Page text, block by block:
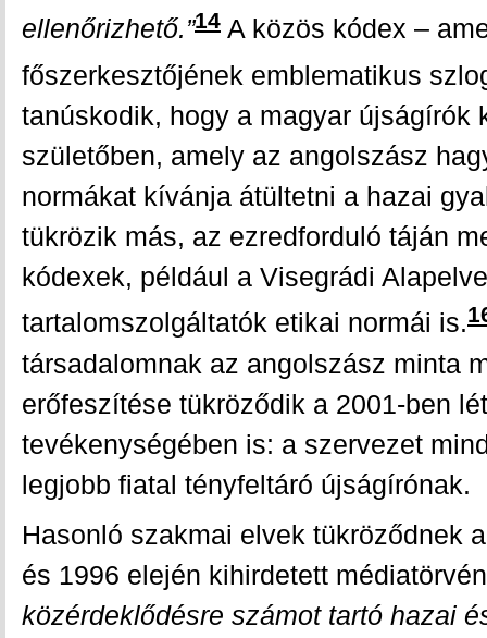
ellenőrizhető.”14 A közös kódex –
főszerkesztőjének emblematikus
tanúskodik, hogy a magyar újságírók
születőben, amely az angolszász
normákat kívánja átültetni a hazai
tükrözik más, az ezredforduló táján
kódexek, például a Visegrádi
tartalomszolgáltatók etikai normái is.
társadalomnak az angolszász minta
erőfeszítése tükröződik a 2001-ben
tevékenységében is: a szervezet
legjobb fiatal tényfeltáró újságírónak.
Hasonló szakmai elvek tükröződnek
és 1996 elején kihirdetett
közérdeklődésre számot tartó hazai